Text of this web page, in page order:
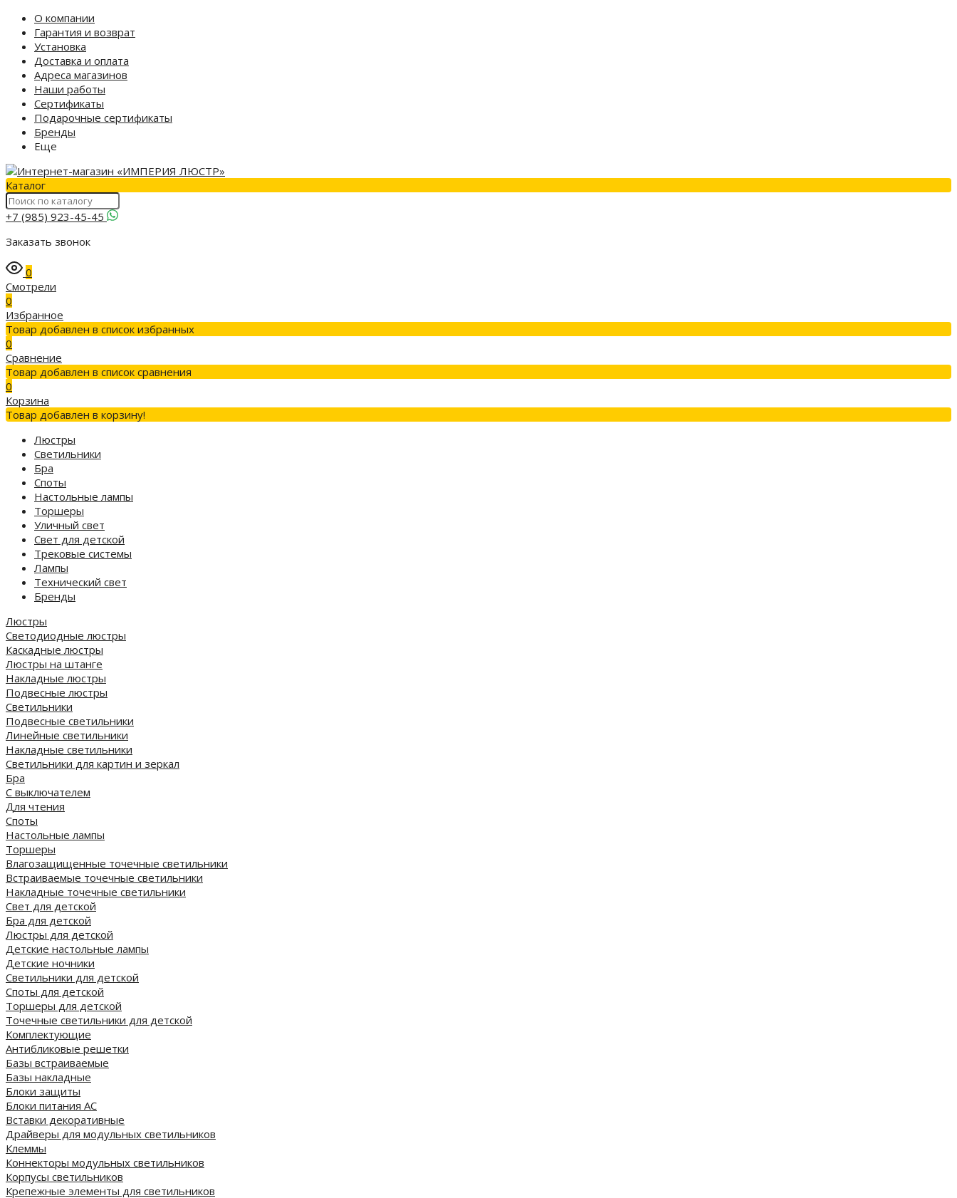
О компании
Гарантия и возврат
Установка
Доставка и оплата
Адреса магазинов
Наши работы
Сертификаты
Подарочные сертификаты
Бренды
Еще
Каталог
+7 (985) 923-45-45
Заказать звонок
0
Смотрели
0
Избранное
Товар добавлен в список избранных
0
Сравнение
Товар добавлен в список сравнения
0
Корзина
Товар добавлен в корзину!
Люстры
Светильники
Бра
Споты
Настольные лампы
Торшеры
Уличный свет
Свет для детской
Трековые системы
Лампы
Технический свет
Бренды
Люстры
Светодиодные люстры
Каскадные люстры
Люстры на штанге
Накладные люстры
Подвесные люстры
Светильники
Подвесные светильники
Линейные светильники
Накладные светильники
Светильники для картин и зеркал
Бра
С выключателем
Для чтения
Споты
Настольные лампы
Торшеры
Влагозащищенные точечные светильники
Встраиваемые точечные светильники
Накладные точечные светильники
Свет для детской
Бра для детской
Люстры для детской
Детские настольные лампы
Детские ночники
Светильники для детской
Споты для детской
Торшеры для детской
Точечные светильники для детской
Комплектующие
Антибликовые решетки
Базы встраиваемые
Базы накладные
Блоки защиты
Блоки питания AC
Вставки декоративные
Драйверы для модульных светильников
Клеммы
Коннекторы модульных светильников
Корпусы светильников
Крепежные элементы для светильников